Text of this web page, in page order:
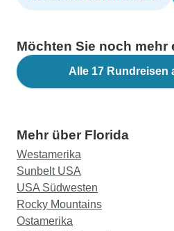
Möchten Sie noch mehr
Alle 17 Rundreisen
Mehr über Florida
Westamerika
Sunbelt USA
USA Südwesten
Rocky Mountains
Ostamerika